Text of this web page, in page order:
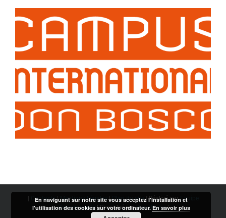
| Contacts|Mentions Légales |Plan du site| Réalisé parEquipe
d'enseignants| Propulsé parWordPress|
En naviguant sur notre site vous acceptez l'installation et
l'utilisation des cookies sur votre ordinateur. En savoir plus